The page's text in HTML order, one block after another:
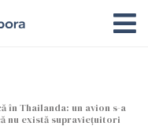
în Thailanda: un avion s-a
nu există supraviețuitori